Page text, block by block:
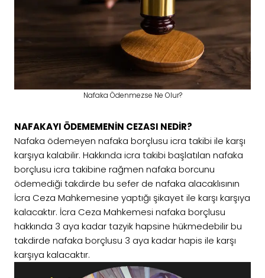
Nafaka Ödenmezse Ne Olur?
NAFAKAYI ÖDEMEMENİN CEZASI NEDİR?
Nafaka ödemeyen nafaka borçlusu icra takibi ile karşı
karşıya kalabilir. Hakkında icra takibi başlatılan nafaka
borçlusu icra takibine rağmen nafaka borcunu
ödemediği takdirde bu sefer de nafaka alacaklısının
İcra Ceza Mahkemesine yaptığı şikayet ile karşı karşıya
kalacaktır. İcra Ceza Mahkemesi nafaka borçlusu
hakkında 3 aya kadar tazyik hapsine hükmedebilir bu
takdirde nafaka borçlusu 3 aya kadar hapis ile karşı
karşıya kalacaktır.